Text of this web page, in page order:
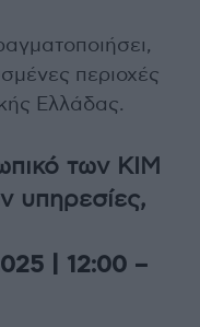
περιοχές
Ελλάδας.
των ΚΙΜ
υπηρεσίες,
| 12:00 –